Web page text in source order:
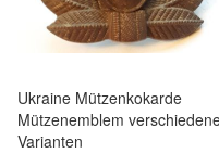
Ukraine Mützenkokarde
Mützenemblem
Varianten